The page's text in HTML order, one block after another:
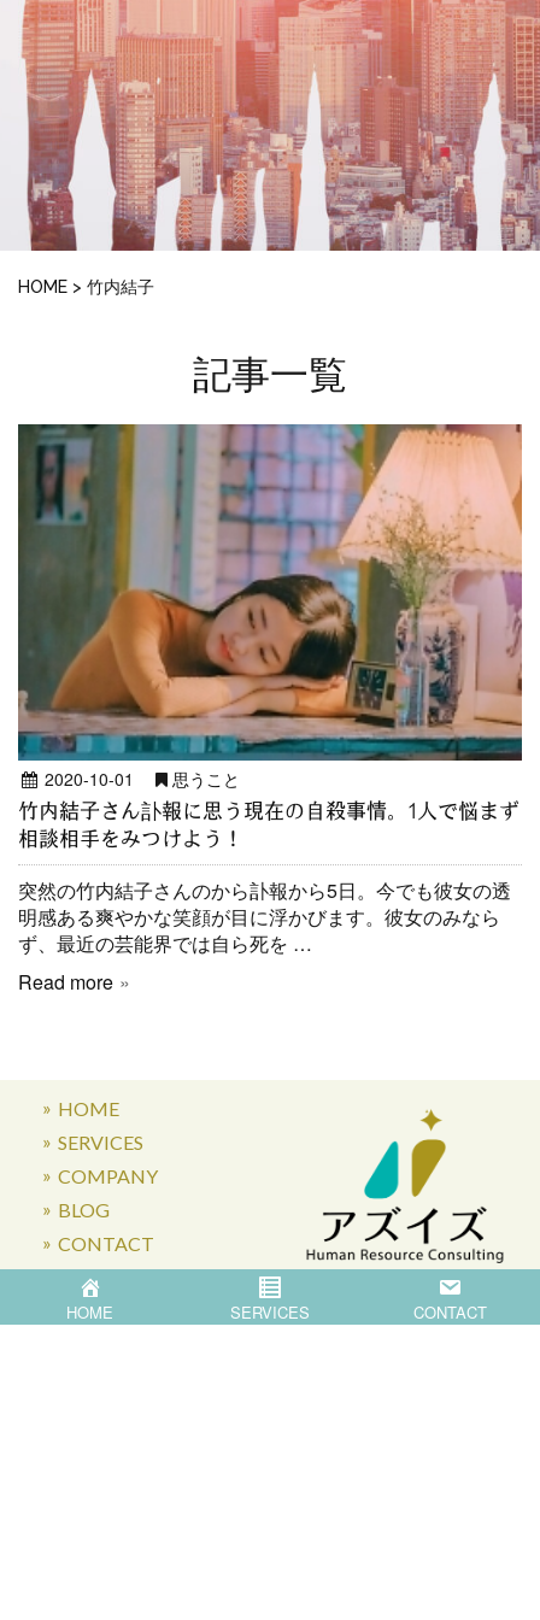
HOME > 竹内結子
記事一覧
2020-10-01 思うこと
竹内結子さん訃報に思う現在の自殺事情。1人で悩まず
相談相手をみつけよう！
突然の竹内結子さんのから訃報から5日。今でも彼女の透
明感ある爽やかな笑顔が目に浮かびます。彼女のみなら
ず、最近の芸能界では自ら死を …
Read more
HOME
SERVICES
COMPANY
BLOG
CONTACT
〒871-0007 大分県中津市蛎瀬770
HOME SERVICES CONTACT